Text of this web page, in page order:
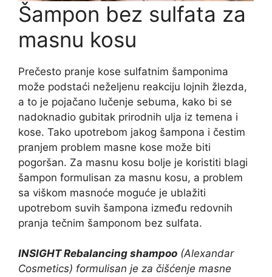
Šampon bez sulfata za
masnu kosu
Prečesto pranje kose sulfatnim šamponima
može podstaći neželjenu reakciju lojnih žlezda,
a to je pojačano lučenje sebuma, kako bi se
nadoknadio gubitak prirodnih ulja iz temena i
kose. Tako upotrebom jakog šampona i čestim
pranjem problem masne kose može biti
pogoršan. Za masnu kosu bolje je koristiti blagi
šampon formulisan za masnu kosu, a problem
sa viškom masnoće moguće je ublažiti
upotrebom suvih šampona između redovnih
pranja tečnim šamponom bez sulfata.
INSIGHT Rebalancing shampoo (Alexandar
Cosmetics) formulisan je za čišćenje masne